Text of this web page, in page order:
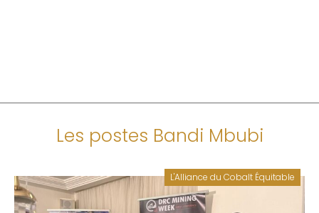
Les postes Bandi Mbubi
L'Alliance du Cobalt Équitable